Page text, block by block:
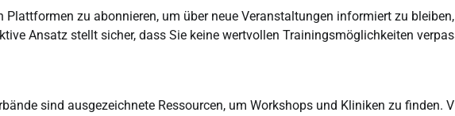
Plattformen zu abonnieren, um über neue Veranstaltungen informiert zu bleiben,
Ansatz stellt sicher, dass Sie keine wertvollen Trainingsmöglichkeiten
sind ausgezeichnete Ressourcen, um Workshops und Kliniken zu finden.